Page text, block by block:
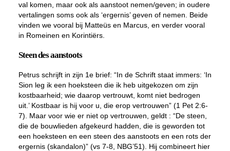
val komen, maar ook als aanstoot nemen/geven; in oudere
vertalingen soms ook als ‘ergernis’ geven of nemen. Beide
vinden we vooral bij Matteüs en Marcus, en verder vooral
in Romeinen en Korintiërs.
Steen des aanstoots
Petrus schrijft in zijn 1e brief: “In de Schrift staat immers: ‘In
Sion leg ik een hoeksteen die ik heb uitgekozen om zijn
kostbaarheid; wie daarop vertrouwt, komt niet bedrogen
uit.’ Kostbaar is hij voor u, die erop vertrouwen” (1 Pet 2:6-
7). Maar voor wie er niet op vertrouwen, geldt : “De steen,
die de bouwlieden afgekeurd hadden, die is geworden tot
een hoeksteen en een steen des aanstoots en een rots der
ergernis (skandalon)” (vs 7-8, NBG’51). Hij combineert hier